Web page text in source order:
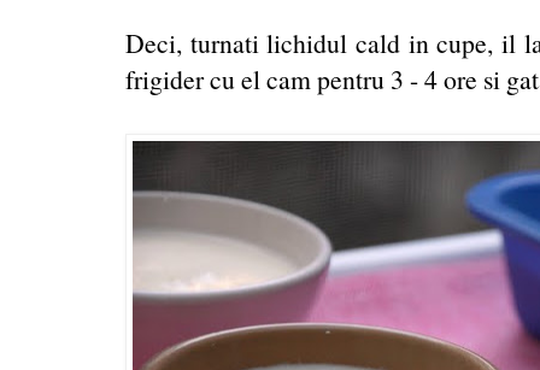
Deci, turnati lichidul cald in cupe, il
frigider cu el cam pentru 3 - 4 ore si